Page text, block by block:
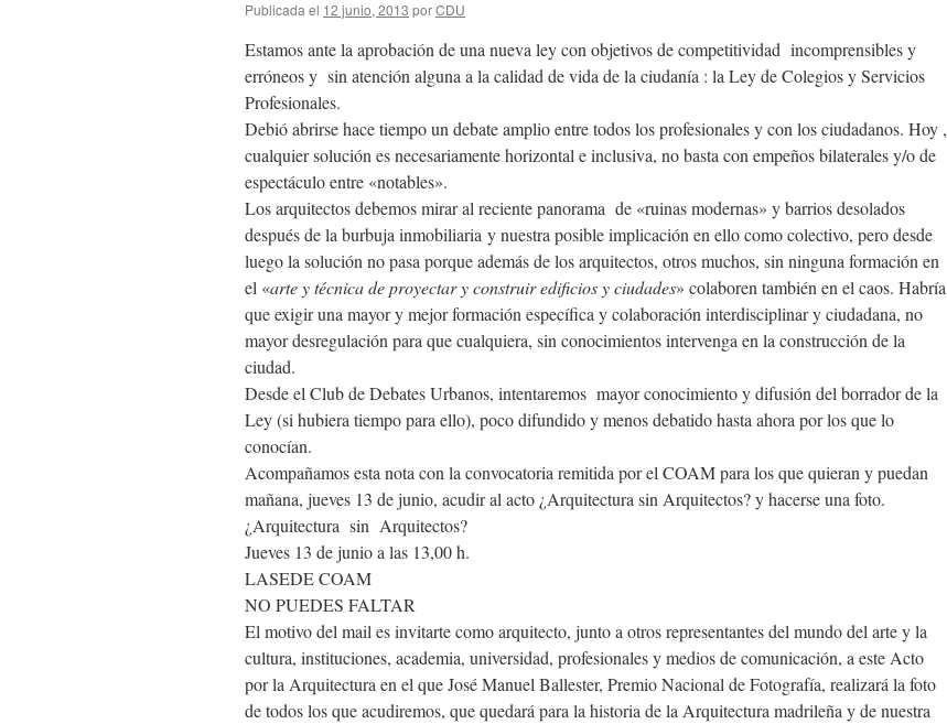
Publicada el 12 junio, 2013 porCDU
Estamos ante la aprobación de una nueva ley con objetivos de competitividad incomprensibles y
erróneos y sin atención alguna a la calidad de vida de la ciudanía : la Ley de Colegios y Servicios
Profesionales.
Debió abrirse hace tiempo un debate amplio entre todos los profesionales y con los ciudadanos. Hoy ,
cualquier solución es necesariamente horizontal e inclusiva, no basta con empeños bilaterales y/o de
espectáculo entre «notables».
Los arquitectos debemos mirar al reciente panorama de «ruinas modernas» y barrios desolados
después de la burbuja inmobiliaria y nuestra posible implicación en ello como colectivo, pero desde
luego la solución no pasa porque además de los arquitectos, otros muchos, sin ninguna formación en
el «arte y técnica de proyectar y construir edificios y ciudades» colaboren también en el caos. Habría
que exigir una mayor y mejor formación específica y colaboración interdisciplinar y ciudadana, no
mayor desregulación para que cualquiera, sin conocimientos intervenga en la construcción de la
ciudad.
Desde el Club de Debates Urbanos, intentaremos mayor conocimiento y difusión del borrador de la
Ley (si hubiera tiempo para ello), poco difundido y menos debatido hasta ahora por los que lo
conocían.
Acompañamos esta nota con la convocatoria remitida por el COAM para los que quieran y puedan
mañana, jueves 13 de junio, acudir al acto ¿Arquitectura sin Arquitectos? y hacerse una foto.
¿Arquitectura sin Arquitectos?
Jueves 13 de junio a las 13,00 h.
LASEDE COAM
NO PUEDES FALTAR
El motivo del mail es invitarte como arquitecto, junto a otros representantes del mundo del arte y la
cultura, instituciones, academia, universidad, profesionales y medios de comunicación, a este Acto
por la Arquitectura en el que José Manuel Ballester, Premio Nacional de Fotografía, realizará la foto
de todos los que acudiremos, que quedará para la historia de la Arquitectura madrileña y de nuestra